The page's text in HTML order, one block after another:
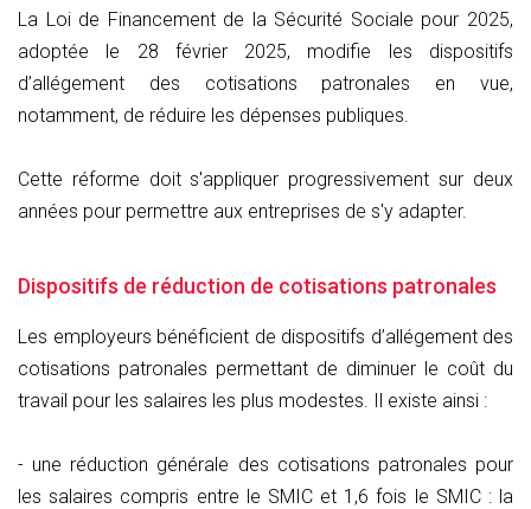
La Loi de Financement de la Sécurité Sociale pour 2025,
adoptée le 28 février 2025, modifie les dispositifs
d’allégement des cotisations patronales en vue,
notamment, de réduire les dépenses publiques.
Cette réforme doit s'appliquer progressivement sur deux
années pour permettre aux entreprises de s'y adapter.
Dispositifs de réduction de cotisations patronales
Les employeurs bénéficient de dispositifs d’allégement des
cotisations patronales permettant de diminuer le coût du
travail pour les salaires les plus modestes. Il existe ainsi :
- une réduction générale des cotisations patronales pour
les salaires compris entre le SMIC et 1,6 fois le SMIC : la